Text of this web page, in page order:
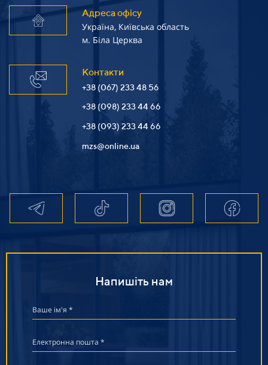
Адреса офісу
Україна, Київська область
м. Біла Церква
Контакти
+38 (067) 233 48 56
+38 (098) 233 44 66
+38 (093) 233 44 66
mzs@online.ua
Напишіть нам
Ваше ім'я *
Електронна пошта *